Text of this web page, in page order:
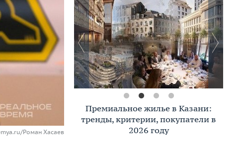
Роман Хасаев
Премиальное жилье в Казани:
тренды, критерии, покупатели в
2026 году